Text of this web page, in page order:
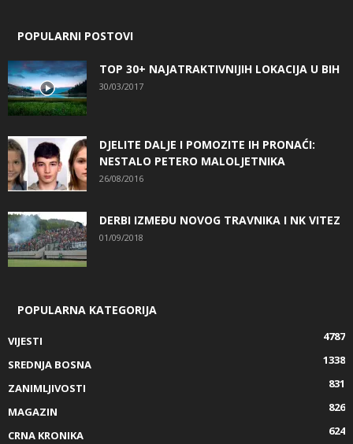
POPULARNI POSTOVI
TOP 30+ NAJATRAKTIVNIJIH LOKACIJA U BIH
30/03/2017
DJELITE DALJE I POMOZITE IH PRONAĆI:
NESTALO PETERO MALOLJETNIKA
26/08/2016
DERBI IZMEĐU NOVOG TRAVNIKA I NK VITEZ
01/09/2018
POPULARNA KATEGORIJA
VIJESTI
4787
SREDNJA BOSNA
1338
ZANIMLJIVOSTI
831
MAGAZIN
826
CRNA KRONIKA
624